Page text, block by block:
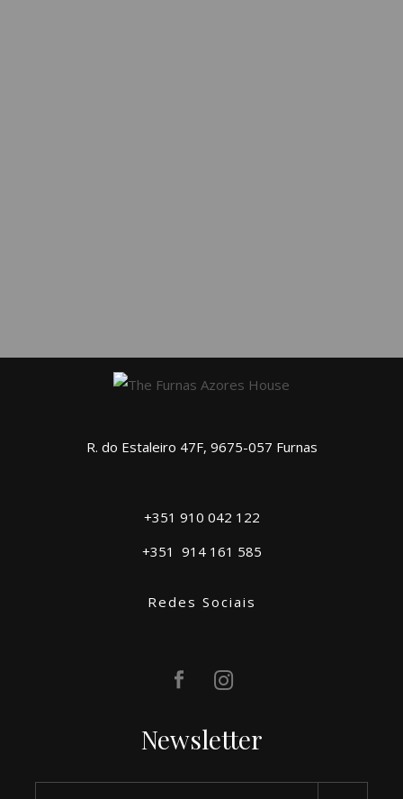
R. do Estaleiro 47F, 9675-057 Furnas
+351 910 042 122
+351 914 161 585
Redes Sociais
Newsletter